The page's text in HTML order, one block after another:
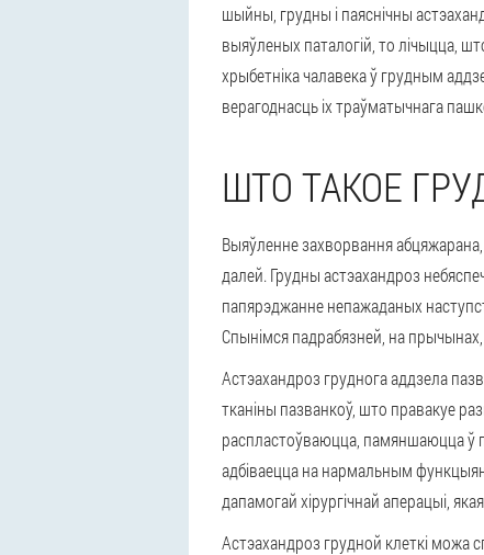
шыйны, грудны і паяснічны
выяўленых паталогій, то лічыцца,
хрыбетніка чалавека ў грудным
верагоднасць іх траўматычнага
ШТО ТАКОЕ
Выяўленне захворвання абцяжарана,
далей. Грудны астэахандроз
папярэджанне непажаданых
Спынімся падрабязней, на
Астэахандроз груднога аддзела
тканіны пазванкоў, што правакуе
распластоўваюцца, памяншаюцца ў
адбіваецца на нармальным
дапамогай хірургічнай аперацыі,
Астэахандроз грудной клеткі можа